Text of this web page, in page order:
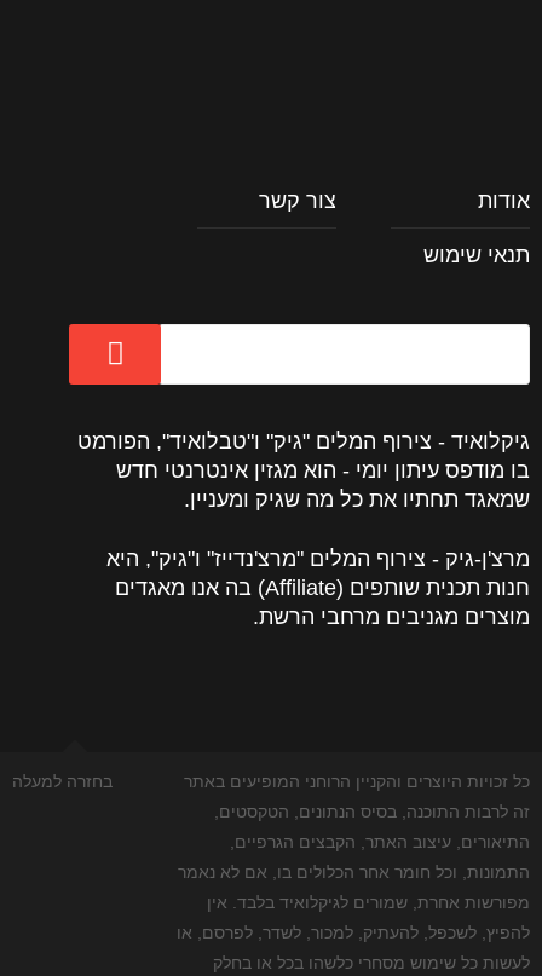
אודות צור קשר
תנאי שימוש
גיקלואיד - צירוף המלים "גיק" ו"טבלואיד", הפורמט
בו מודפס עיתון יומי - הוא מגזין אינטרנטי חדש
שמאגד תחתיו את כל מה שגיק ומעניין.
מרצ'ן-גיק - צירוף המלים "מרצ'נדייז" ו"גיק", היא
חנות תכנית שותפים (Affiliate) בה אנו מאגדים
מוצרים מגניבים מרחבי הרשת.
בחזרה למעלה
כל זכויות היוצרים והקניין הרוחני המופיעים באתר
זה לרבות התוכנה, בסיס הנתונים, הטקסטים,
התיאורים, עיצוב האתר, הקבצים הגרפיים,
התמונות, וכל חומר אחר הכלולים בו, אם לא נאמר
מפורשות אחרת, שמורים לגיקלואיד בלבד. אין
להפיץ, לשכפל, להעתיק, למכור, לשדר, לפרסם, או
לעשות כל שימוש מסחרי כלשהו בכל או בחלק